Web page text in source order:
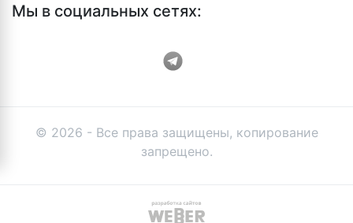
Мы в социальных сетях:
© 2026 - Все права защищены, копирование
запрещено.